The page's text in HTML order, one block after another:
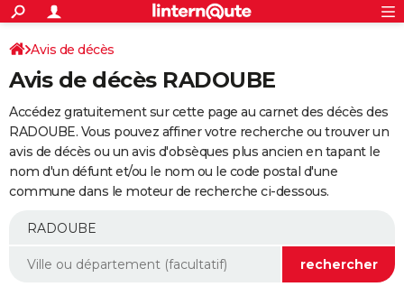
ACTUALITÉS
Politique
Société
Faits Divers
Education
Monde
Villes
+
SPORT
Coupe du monde 2026
Football
Tennis
Cyclisme
Rugby
Forum
Programme TV
TNT
Streaming
Cinéma
Sorties cinéma
Musique
+
FINANCE
Retraite
Epargne
Immobilier
Risques naturels par ville
Banque
Assurance
AUTO
Essais
Réserver un essai
Citadines
Berlines
SUV
Forum auto
+
Mobiles
Meilleur smartphone
Internet
Ordinateurs
Jeux vidéo
Guide high-tech
Aménagement intérieur
Avis de décès
Avis de décès RADOUBE
Accédez gratuitement sur cette page au carnet des décès des
RADOUBE. Vous pouvez affiner votre recherche ou trouver un
avis de décès ou un avis d'obsèques plus ancien en tapant le
nom d'un défunt et/ou le nom ou le code postal d'une
commune dans le moteur de recherche ci-dessous.